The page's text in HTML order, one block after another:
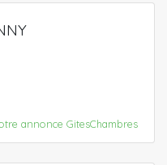
annonce GitesChambres